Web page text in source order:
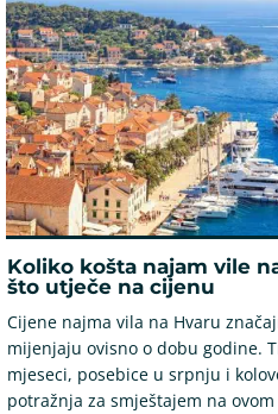
Koliko košta najam vile
što utječe na cijenu
Cijene najma vila na Hvaru
mijenjaju ovisno o dobu godine.
mjeseci, posebice u srpnju i
potražnja za smještajem na